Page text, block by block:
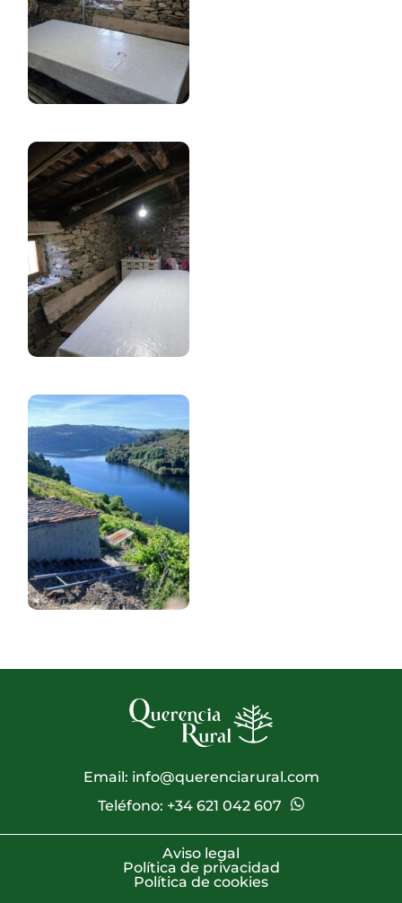
Email: info@querenciarural.com
Teléfono: +34 621 042 607
Aviso legal
Política de privacidad
Política de cookies